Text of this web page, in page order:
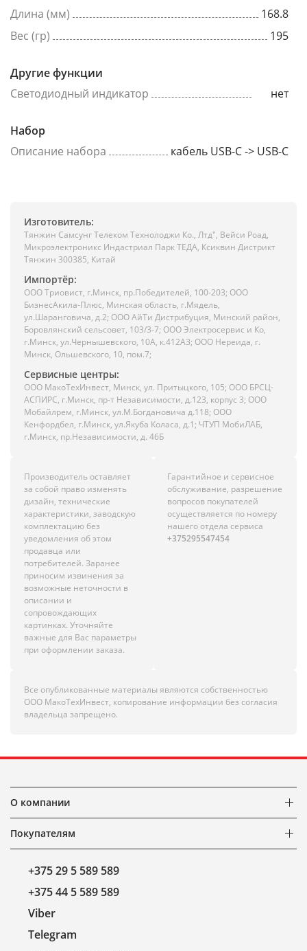
Длина (мм)
168.8
Вес (гр)
195
Другие функции
Светодиодный индикатор
нет
Набор
Описание набора
кабель USB-C -> USB-C
Изготовитель:
Тянжин Самсунг Телеком Технолоджи Ко., Лтд", Вейси Роад,
Микроэлектроникс Индастриал Парк ТЕДА, Ксиквин Дистрикт
Тянжин 300385, Китай
Импортёр:
ООО Триовист, г.Минск, пр.Победителей, 100-203; ООО
БизнесАкила-Плюс, Минская область, г.Мядель,
ул.Шаранговича, д.2; ООО АйТи Дистрибуция, Минский район,
Боровлянский сельсовет, 103/3-7; ООО Электросервис и Ко,
г.Минск, ул.Чернышевского, 10А, к.412АЗ; ООО Нереида, г.
Минск, Ольшевского, 10, пом.7;
Сервисные центры:
ООО МакоТехИнвест, Минск, ул. Притыцкого, 105; ООО БРСЦ-
АСПИРС, г.Минск, пр-т Независимости, д.123, корпус 3; ООО
Мобайлрем, г.Минск, ул.М.Богдановича д.118; ООО
Кенфордбел, г.Минск, ул.Якуба Коласа, д.1; ЧТУП МобиЛАБ,
г.Минск, пр.Независимости, д. 46Б
Производитель оставляет
за собой право изменять
дизайн, технические
характеристики, заводскую
комплектацию без
уведомления об этом
продавца или
потребителей. Заранее
приносим извинения за
возможные неточности в
описании и
сопровождающих
картинках. Уточняйте
важные для Вас параметры
при оформлении заказа.
Гарантийное и сервисное
обслуживание, разрешение
вопросов покупателей
осуществляется по номеру
нашего отдела сервиса
+375295547454
Все опубликованные материалы являются собственностью
ООО МакоТехИнвест, копирование информации без согласия
владельца запрещено.
О компании
Покупателям
+375 29 5 589 589
+375 44 5 589 589
Viber
Telegram